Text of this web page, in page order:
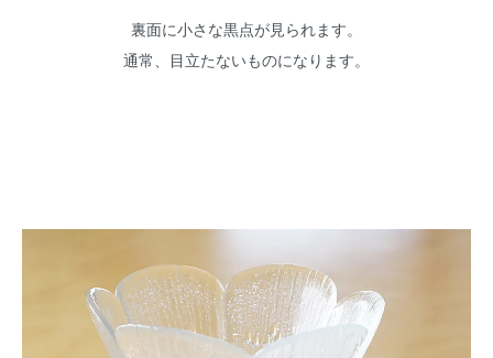
裏面に小さな黒点が見られます。
通常、目立たないものになります。